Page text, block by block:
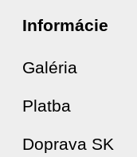
Informácie
Galéria
Platba
Doprava SK